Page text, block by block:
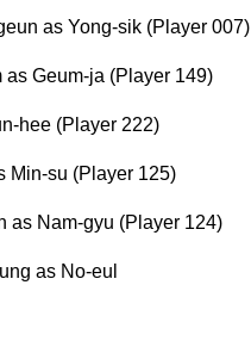
as Yong-sik (Player 007)
as Geum-ja (Player 149)
hee (Player 222)
Min-su (Player 125)
as Nam-gyu (Player 124)
as No-eul